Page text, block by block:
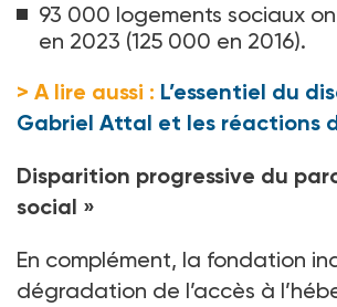
93 000 logements sociaux
en 2023 (125 000 en 2016).
> A lire aussi : L’essentiel du
Gabriel Attal et les réactions
Disparition progressive du
social »
En complément, la fondation
dégradation de l’accès à